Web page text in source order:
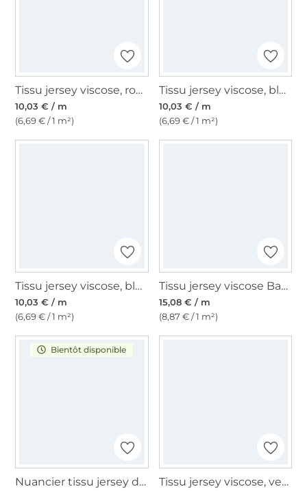
Tissu jersey viscose, rouge sang
10,03 € / m
(6,69 € / 1 m²)
Tissu jersey viscose, bleu royal
10,03 € / m
(6,69 € / 1 m²)
Tissu jersey viscose, bleu vert
10,03 € / m
(6,69 € / 1 m²)
Tissu jersey viscose Batik, orange
15,08 € / m
(8,87 € / 1 m²)
Bientôt disponible
Nuancier tissu jersey de viscose Tissu jersey viscose, vert émeraude